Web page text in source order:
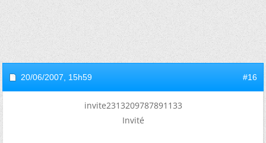
20/06/2007, 15h59 #16
invite2313209787891133
Invité